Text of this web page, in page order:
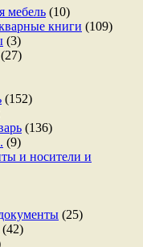
мебель (10)
книги (109)
(3)
(27)
(152)
(136)
(9)
и носители и
(25)
(42)